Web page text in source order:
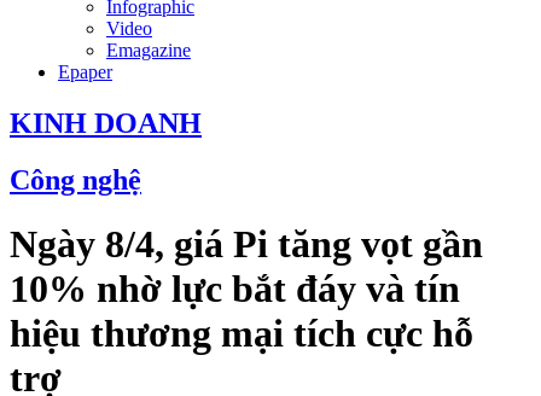
Infographic
Video
Emagazine
Epaper
KINH DOANH
Công nghệ
Ngày 8/4, giá Pi tăng vọt gần
10% nhờ lực bắt đáy và tín
hiệu thương mại tích cực hỗ
trợ